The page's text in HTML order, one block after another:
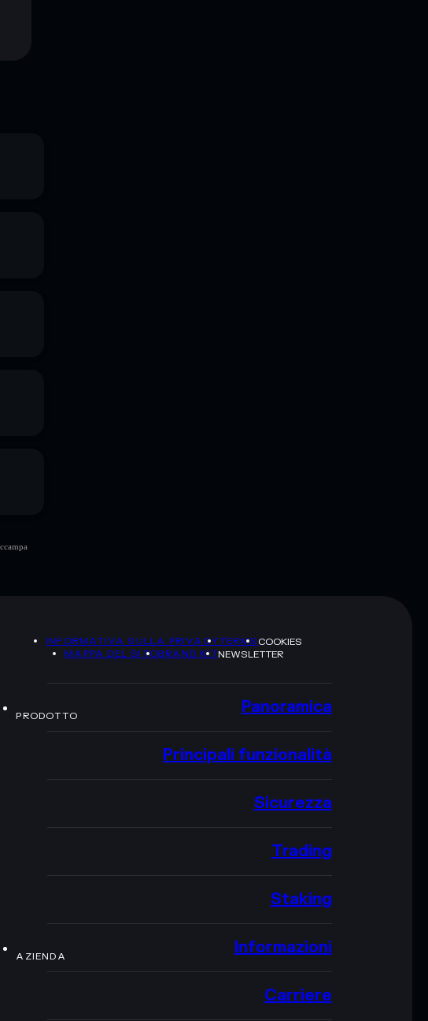
INFORMATIVA SULLA PRIVACYTERMSCOOKIES
MAPPA DEL SITOBRAND KITNEWSLETTER
PRODOTTO Panoramica
Principali funzionalità
Sicurezza
Trading
Staking
AZIENDA Informazioni
Carriere